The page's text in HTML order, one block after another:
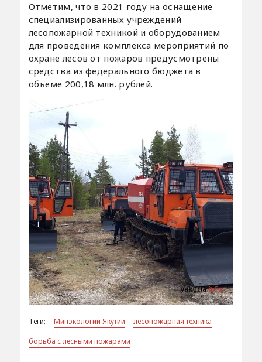
Отметим, что в 2021 году на оснащение
специализированных учреждений
лесопожарной техникой и оборудованием
для проведения комплекса мероприятий по
охране лесов от пожаров предусмотрены
средства из федерального бюджета в
объеме 200,18 млн. рублей.
Теги: Минэкологии Якутии
лесопожарная техника
борьба с лесными пожарами